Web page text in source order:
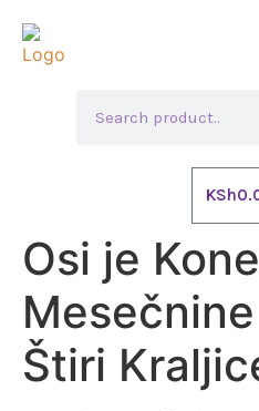
KSh
Osi je
Štiri